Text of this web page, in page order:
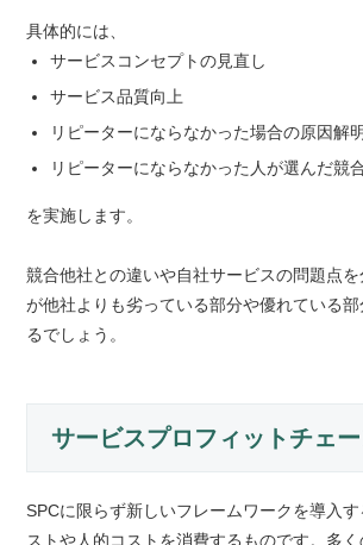
具体的には、
サービスコンセプトの見直し
サービス品質向上
リピーターにならなかった場合の原因解明
リピーターにならなかった人が選んだ競
を実施します。
競合他社との違いや自社サービスの問題点
が他社よりも劣っている部分や優れている部
るでしょう。
サービスプロフィットチェ
SPCに限らず新しいフレームワークを導入
ストや人的コストを消費するものです。多